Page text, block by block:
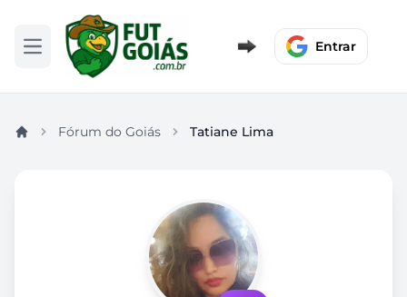
Abrir menu Entrar
Fórum do Goiás Tatiane Lima